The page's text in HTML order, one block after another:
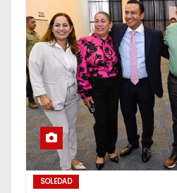
SOLEDAD